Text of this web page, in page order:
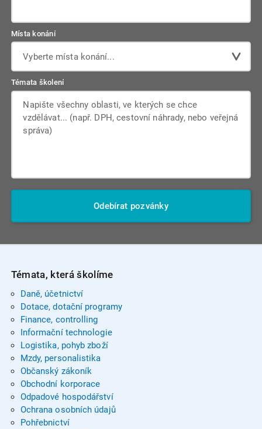
Místa konání
Vyberte místa konání...
Témata školení
Odebírat pozvánky
Témata, která školíme
Daně, účetnictví
Dotace, dotační programy
Finance, controlling
Informační technologie
Logistika, pohyb zboží
Mzdy, personalistika
Občanský zákoník
Obchodní korporace
Odpadové hospodářství
Ochrana osobních údajů
Pohřebnictví